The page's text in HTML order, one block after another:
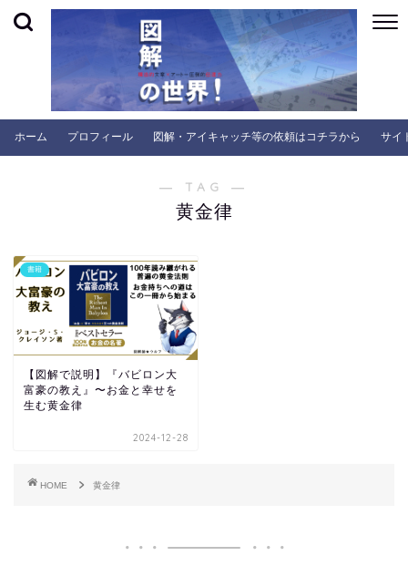
ホーム プロフィール 図解・アイキャッチ等の依頼はコチラから サイ
― TAG ―
黄金律
書籍
【図解で説明】『バビロン大
富豪の教え』〜お金と幸せを
生む黄金律
2024-12-28
HOME 黄金律